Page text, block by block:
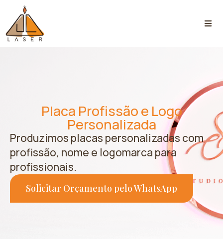
Placa Profissão e Logo
Personalizada
Produzimos placas personalizadas com
profissão, nome e logomarca para
profissionais.
Solicitar Orçamento pelo WhatsApp